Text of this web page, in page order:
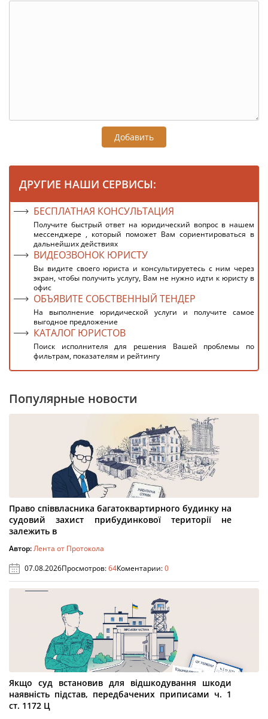
Добавить
ДРУГИЕ НАШИ СЕРВИСЫ:
БЕСПЛАТНАЯ КОНСУЛЬТАЦИЯ
Получите быстрый ответ на юридический вопрос в нашем
мессенджере , который поможет Вам сориентироваться в
дальнейших действиях
ВИДЕОЗВОНОК ЮРИСТУ
Вы видите своего юриста и консультируетесь с ним через
экран, чтобы получить услугу, Вам не нужно идти к юристу в
офис
ОБЪЯВИТЕ СОБСТВЕННЫЙ ТЕНДЕР
На выполнение юридической услуги и получите самое
выгодное предложение
КАТАЛОГ ЮРИСТОВ
Поиск исполнителя для решения Вашей проблемы по
фильтрам, показателям и рейтингу
Популярные новости
Право співвласника багатоквартирного будинку на
судовий захист прибудинкової території не
залежить в
Автор:Лента от Протокола
07.08.2026Просмотров:64Коментарии:0
Якщо суд встановив для відшкодування шкоди
наявність підстав, передбачених приписами ч. 1
ст. 1172 Ц